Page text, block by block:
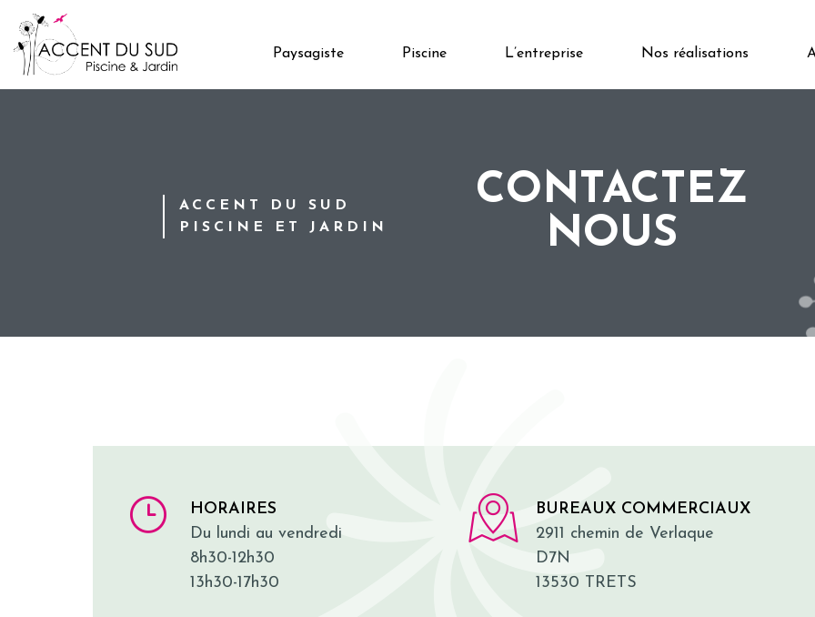
Paysagiste Piscine L’entreprise Nos réalisations
ACCENT DU SUD
PISCINE ET JARDIN
CONTACTEZ
NOUS
HORAIRES
Du lundi au vendredi
8h30-12h30
13h30-17h30
BUREAUX COMMERCIAUX
2911 chemin de Verlaque
D7N
13530 TRETS